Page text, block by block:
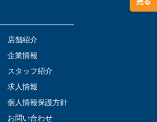
店舗紹介
企業情報
スタッフ紹介
求人情報
個人情報保護方針
お問い合わせ